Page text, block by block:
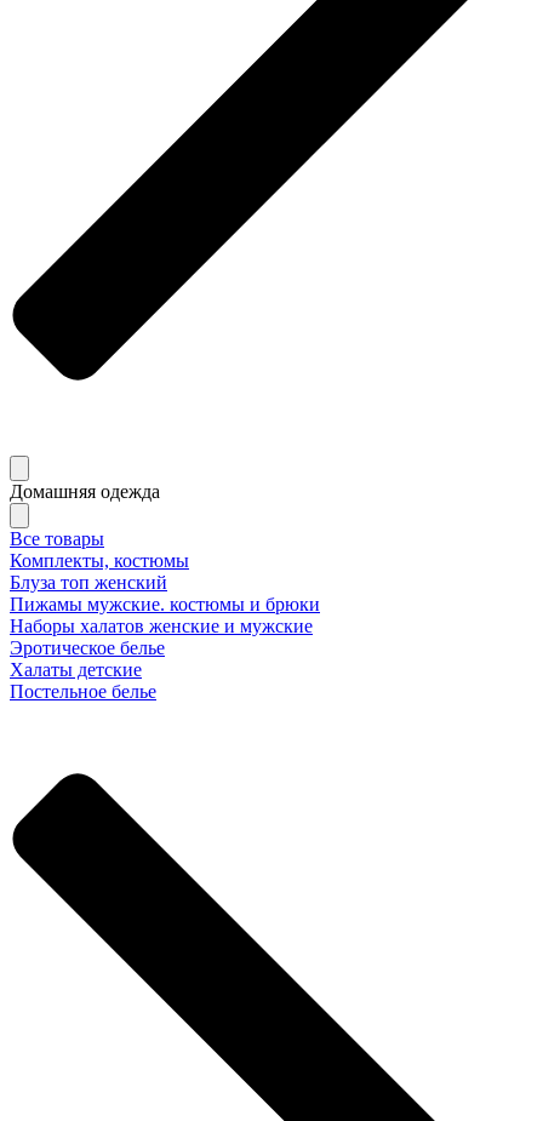
Домашняя одежда
Все товары
Комплекты, костюмы
Блуза топ женский
Пижамы мужские. костюмы и брюки
Наборы халатов женские и мужские
Эротическое белье
Халаты детские
Постельное белье